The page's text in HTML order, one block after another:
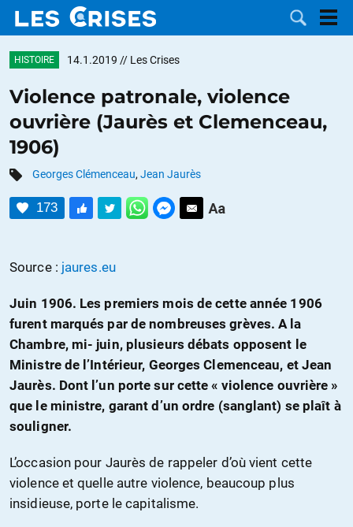
DOSSIERS
CATÉGORIES
MOTS CLÉS
DON
HISTOIRE 14.1.2019 // Les Crises
Violence patronale, violence
ouvrière (Jaurès et Clemenceau,
1906)
Georges Clémenceau, Jean Jaurès
173
Source : jaures.eu
Juin 1906. Les premiers mois de cette année 1906
furent marqués par de nombreuses grèves. A la
Chambre, mi- juin, plusieurs débats opposent le
Ministre de l’Intérieur, Georges Clemenceau, et Jean
Jaurès. Dont l’un porte sur cette « violence ouvrière »
que le ministre, garant d’un ordre (sanglant) se plaît à
souligner.
L’occasion pour Jaurès de rappeler d’où vient cette
violence et quelle autre violence, beaucoup plus
insidieuse, porte le capitalisme.